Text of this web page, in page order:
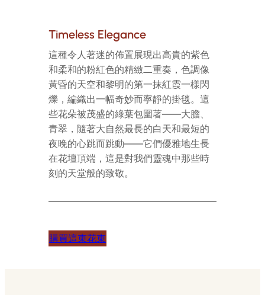
Timeless Elegance
這種令人著迷的佈置展現出高貴的紫色
和柔和的粉紅色的精緻二重奏，色調像
黃昏的天空和黎明的第一抹紅霞一樣閃
爍，編織出一幅奇妙而寧靜的掛毯。這
些花朵被茂盛的綠葉包圍著——大膽、
青翠，隨著大自然最長的白天和最短的
夜晚的心跳而跳動——它們優雅地生長
在花壇頂端，這是對我們靈魂中那些時
刻的天堂般的致敬。
購買這束花束